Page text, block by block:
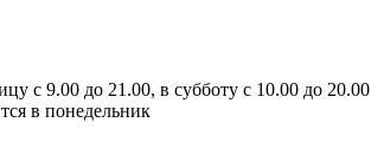
с 9.00 до 21.00, в субботу с 10.00 до 20.00
в понедельник